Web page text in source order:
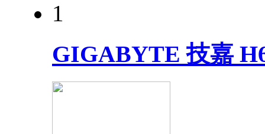
1
GIGABYTE 技嘉